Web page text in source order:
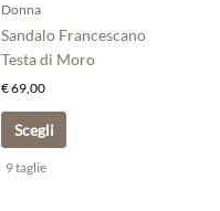
Donna
Sandalo Francescano
Testa di Moro
€69,00
Scegli
nella
pagina
9 taglie